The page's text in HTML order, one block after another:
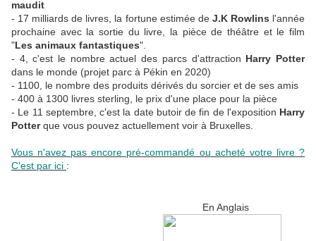
maudit
- 17 milliards de livres, la fortune estimée de J.K Rowlins l'année
prochaine avec la sortie du livre, la pièce de théâtre et le film
"Les animaux fantastiques".
- 4, c'est le nombre actuel des parcs d'attraction Harry Potter
dans le monde (projet parc à Pékin en 2020)
- 1100, le nombre des produits dérivés du sorcier et de ses amis
- 400 à 1300 livres sterling, le prix d'une place pour la pièce
- Le 11 septembre, c'est la date butoir de fin de l'exposition Harry
Potterque vous pouvez actuellement voir à Bruxelles.
Vous n'avez pas encore pré-commandé ou acheté votre livre ?
C'est par ici :
En Anglais